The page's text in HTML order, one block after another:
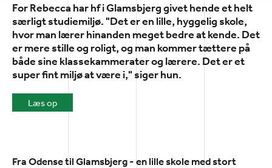
For Rebecca har hf i Glamsbjerg givet hende et helt
særligt studiemiljø. "Det er en lille, hyggelig skole,
hvor man lærer hinanden meget bedre at kende. Det
er mere stille og roligt, og man kommer tættere på
både sine klassekammerater og lærere. Det er et
super fint miljø at være i," siger hun.
Læs op
Fra Odense til Glamsbjerg - en lille skole med stort